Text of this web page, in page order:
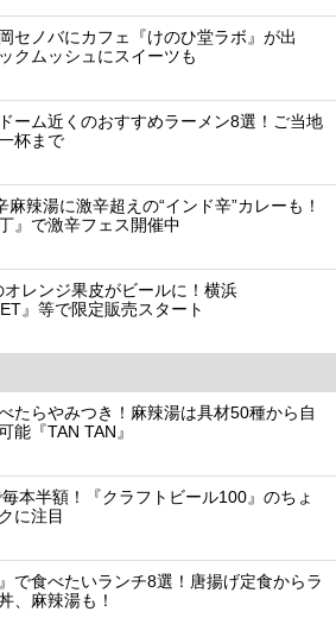
セノバにカフェ『けのひ堂ラボ』が出
クムッシュにスイーツも
ーム近くのおすすめラーメン8選！ご当地
杯まで
麻辣湯に激辛超えの“インド辛”カレーも！
』で激辛フェス開催中
レンジ果皮がビールに！横浜
』等で限定販売スタート
たらやみつき！麻辣湯は具材50種から自
能『TAN TAN』
本半額！『クラフトビール100』のちょ
に注目
で食べたいランチ8選！唐揚げ定食からラ
、麻辣湯も！